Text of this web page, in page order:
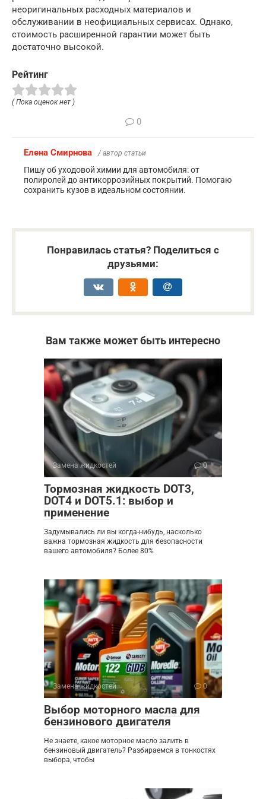
неоригинальных расходных материалов и
обслуживании в неофициальных сервисах. Однако,
стоимость расширенной гарантии может быть
достаточно высокой.
Рейтинг
( Пока оценок нет )
0
Елена Смирнова / автор статьи
Пишу об уходовой химии для автомобиля: от
полиролей до антикоррозийных покрытий. Помогаю
сохранить кузов в идеальном состоянии.
Понравилась статья? Поделиться с
друзьями:
Вам также может быть интересно
Замена жидкостей 0
Тормозная жидкость DOT3,
DOT4 и DOT5.1: выбор и
применение
Задумывались ли вы когда-нибудь, насколько
важна тормозная жидкость для безопасности
вашего автомобиля? Более 80%
Замена жидкостей 0
Выбор моторного масла для
бензинового двигателя
Не знаете, какое моторное масло залить в
бензиновый двигатель? Разбираемся в тонкостях
выбора, чтобы